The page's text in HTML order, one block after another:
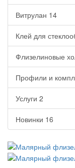
Витрулан 14
Клей для
Флизелиновые
Профили и
Услуги 2
Новинки 16